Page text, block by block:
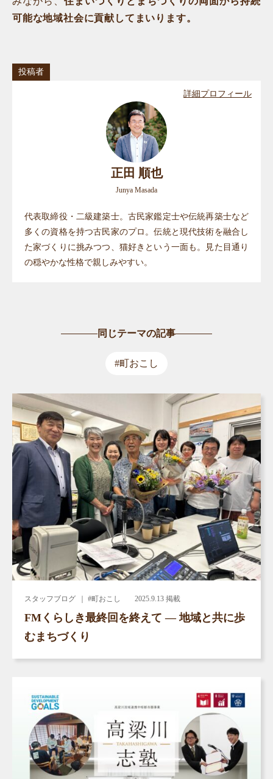
可能な地域社会に貢献してまいります。
投稿者
詳細プロフィール
正田 順也
Junya Masada
代表取締役・二級建築士。古民家鑑定士や伝統再築士など
多くの資格を持つ古民家のプロ。伝統と現代技術を融合し
た家づくりに挑みつつ、猫好きという一面も。見た目通り
の穏やかな性格で親しみやすい。
同じテーマの記事
#町おこし
スタッフブログ ｜ #町おこし 2025.9.13 掲載
FMくらしき最終回を終えて ― 地域と共に歩
むまちづくり